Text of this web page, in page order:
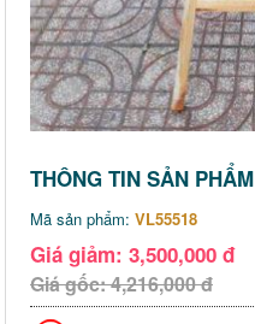
THÔNG TIN SẢN PHẨM
Mã sản phẩm: VL55518
Giá giảm: 3,500,000 đ
Giá gốc: 4,216,000 đ